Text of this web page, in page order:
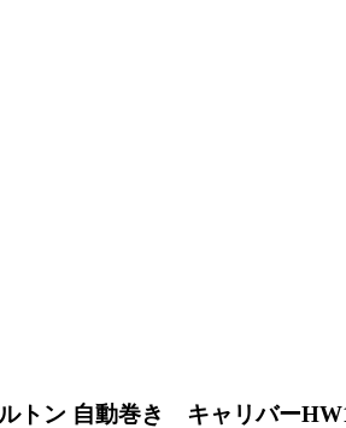
トン 自動巻き キャリバー